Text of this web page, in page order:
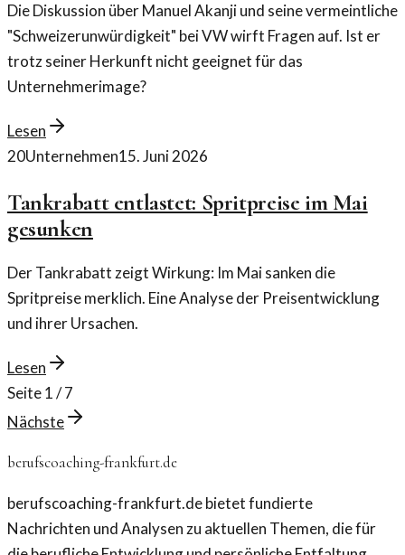
Die Diskussion über Manuel Akanji und seine vermeintliche
"Schweizerunwürdigkeit" bei VW wirft Fragen auf. Ist er
trotz seiner Herkunft nicht geeignet für das
Unternehmerimage?
Lesen
20Unternehmen15. Juni 2026
Tankrabatt entlastet: Spritpreise im Mai
gesunken
Der Tankrabatt zeigt Wirkung: Im Mai sanken die
Spritpreise merklich. Eine Analyse der Preisentwicklung
und ihrer Ursachen.
Lesen
Seite1/7
Nächste
berufscoaching-frankfurt.de
berufscoaching-frankfurt.de bietet fundierte
Nachrichten und Analysen zu aktuellen Themen, die für